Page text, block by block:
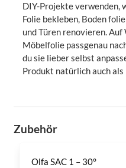
DIY-Projekte verwenden,
Folie bekleben, Boden
und Türen renovieren.
Möbelfolie passgenau
du sie lieber selbst
Produkt natürlich auch
Zubehör
Olfa SAC 1 – 30°